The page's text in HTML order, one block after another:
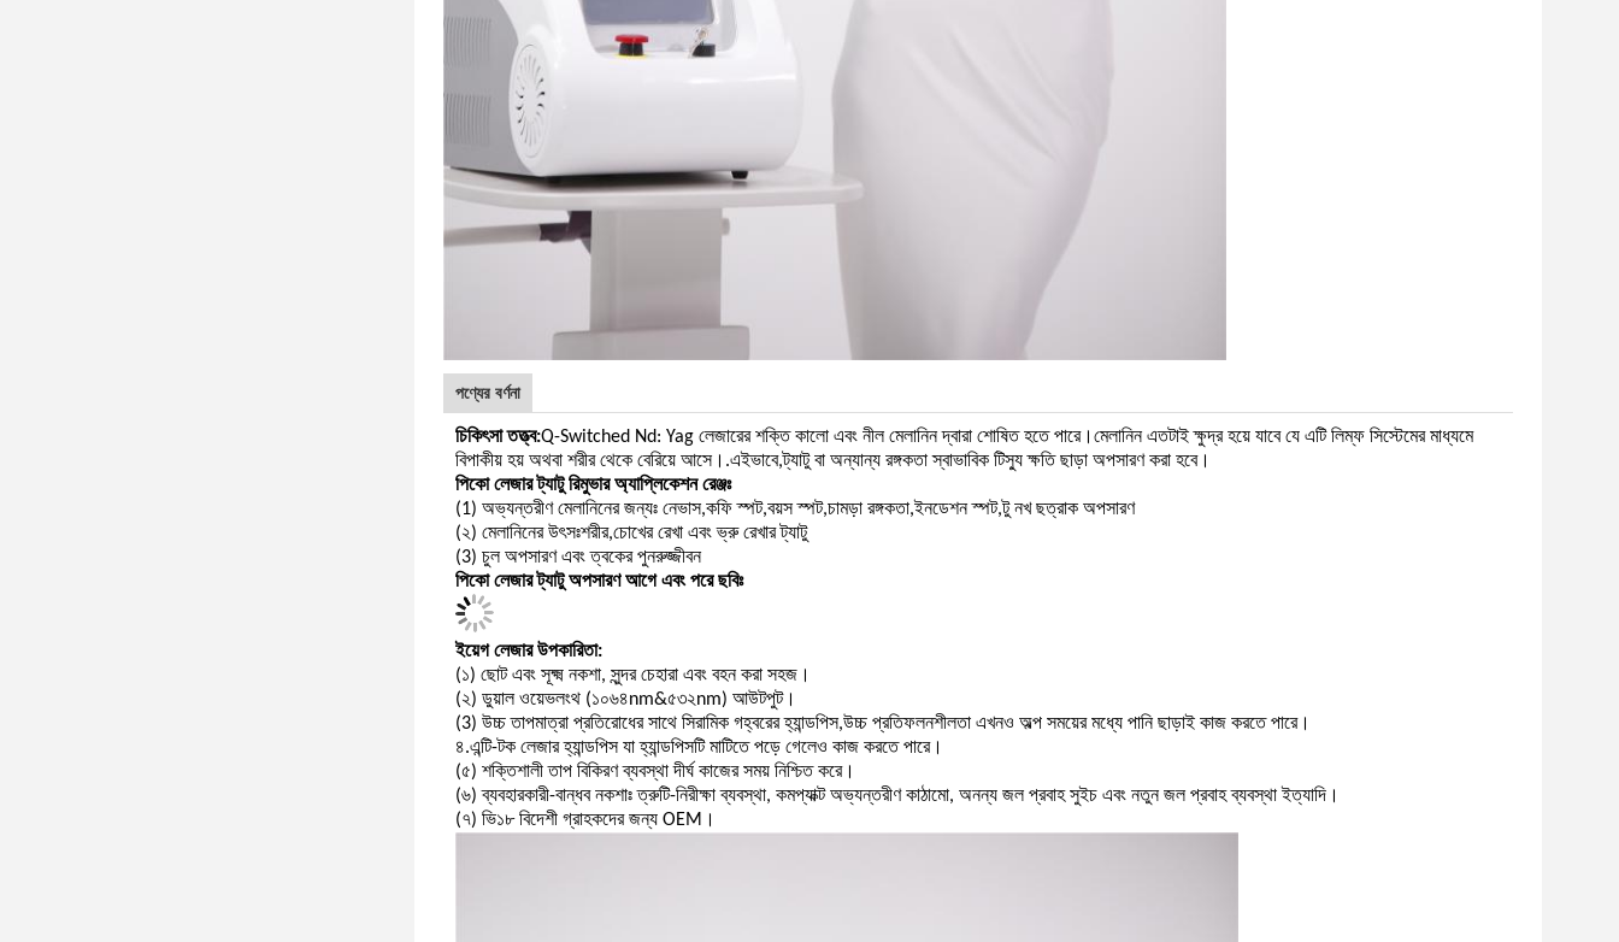
পণ্যের বর্ণনা
চিকিৎসা তত্ত্ব:Q-Switched Nd: Yag লেজারের শক্তি কালো এবং নীল মেলানিন দ্বারা শোষিত হতে পারে।মেলানিন এতটাই ক্ষুদ্র হয়ে যাবে যে এটি লিম্ফ সিস্টেমের মাধ্যমে
বিপাকীয় হয় অথবা শরীর থেকে বেরিয়ে আসে।.এইভাবে,ট্যাটু বা অন্যান্য রঙ্গকতা স্বাভাবিক টিস্যু ক্ষতি ছাড়া অপসারণ করা হবে।
পিকো লেজার ট্যাটু রিমুভার অ্যাপ্লিকেশন রেঞ্জঃ
(1) অভ্যন্তরীণ মেলানিনের জন্যঃ নেভাস,কফি স্পট,বয়স স্পট,চামড়া রঙ্গকতা,ইনডেশন স্পট,টু নখ ছত্রাক অপসারণ
(২) মেলানিনের উৎসঃশরীর,চোখের রেখা এবং ভ্রু রেখার ট্যাটু
(3) চুল অপসারণ এবং ত্বকের পুনরুজ্জীবন
পিকো লেজার ট্যাটু অপসারণ আগে এবং পরে ছবিঃ
ইয়েগ লেজার উপকারিতা:
(১) ছোট এবং সূক্ষ্ম নকশা, সুন্দর চেহারা এবং বহন করা সহজ।
(২) ডুয়াল ওয়েভলংথ (১০৬৪nm&৫৩২nm) আউটপুট।
(3) উচ্চ তাপমাত্রা প্রতিরোধের সাথে সিরামিক গহ্বরের হ্যান্ডপিস,উচ্চ প্রতিফলনশীলতা এখনও অল্প সময়ের মধ্যে পানি ছাড়াই কাজ করতে পারে।
৪.এন্টি-টক লেজার হ্যান্ডপিস যা হ্যান্ডপিসটি মাটিতে পড়ে গেলেও কাজ করতে পারে।
(৫) শক্তিশালী তাপ বিকিরণ ব্যবস্থা দীর্ঘ কাজের সময় নিশ্চিত করে।
(৬) ব্যবহারকারী-বান্ধব নকশাঃ ত্রুটি-নিরীক্ষা ব্যবস্থা, কমপ্যাক্ট অভ্যন্তরীণ কাঠামো, অনন্য জল প্রবাহ সুইচ এবং নতুন জল প্রবাহ ব্যবস্থা ইত্যাদি।
(৭) ভি১৮ বিদেশী গ্রাহকদের জন্য OEM।